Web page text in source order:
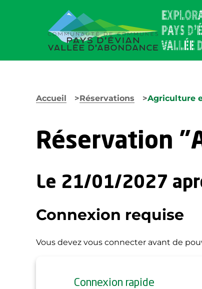
Accueil Réservations Agriculture
Réservation
Le 21/01/2027
Connexion requise
Vous devez vous connecter avant de
Connexion rapide